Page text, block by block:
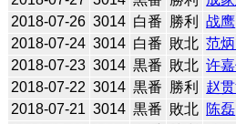
2018-07-26 3014 白番 勝利 战鹰
2018-07-24 3014 白番 敗北 范
2018-07-23 3014 黒番 敗北 许
2018-07-22 3014 黒番 勝利 赵
2018-07-21 3014 黒番 敗北 陈磊